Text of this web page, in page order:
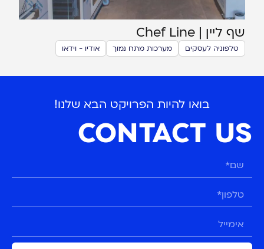
שף ליין | Chef Line
טלפוניה לעסקים מערכות מתח נמוך אודיו - וידאו
בואו להיות הפרויקט הבא שלנו!
CONTACT US